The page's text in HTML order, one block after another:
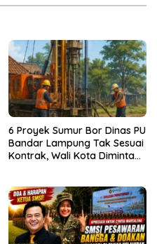
6 Proyek Sumur Bor Dinas PU
Bandar Lampung Tak Sesuai
Kontrak, Wali Kota Diminta